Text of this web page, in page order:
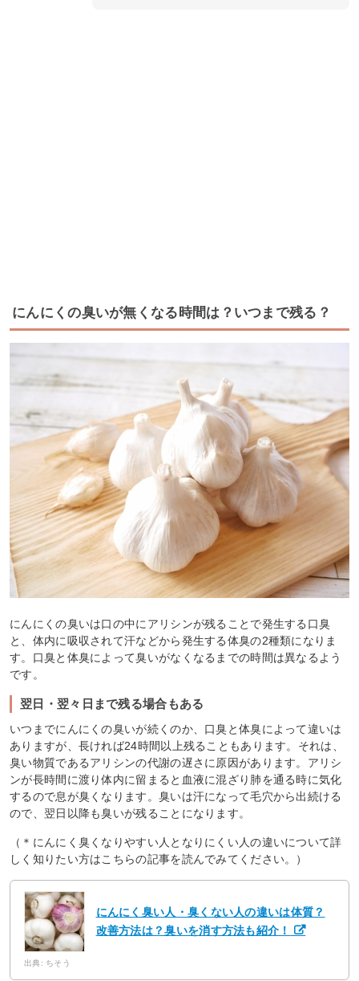
にんにくの臭いが無くなる時間は？いつまで残る？
にんにくの臭いは口の中にアリシンが残ることで発生する口臭
と、体内に吸収されて汗などから発生する体臭の2種類になりま
す。口臭と体臭によって臭いがなくなるまでの時間は異なるよう
です。
翌日・翌々日まで残る場合もある
いつまでにんにくの臭いが続くのか、口臭と体臭によって違いは
ありますが、長ければ24時間以上残ることもあります。それは、
臭い物質であるアリシンの代謝の遅さに原因があります。アリシ
ンが長時間に渡り体内に留まると血液に混ざり肺を通る時に気化
するので息が臭くなります。臭いは汗になって毛穴から出続ける
ので、翌日以降も臭いが残ることになります。
（＊にんにく臭くなりやすい人となりにくい人の違いについて詳
しく知りたい方はこちらの記事を読んでみてください。）
にんにく臭い人・臭くない人の違いは体質？
改善方法は？臭いを消す方法も紹介！
出典: ちそう